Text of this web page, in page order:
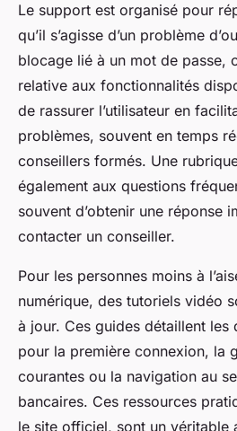
Le support est organisé pour
qu’il s’agisse d’un problème
blocage lié à un mot de passe,
relative aux fonctionnalités
de rassurer l’utilisateur en
problèmes, souvent en temps
conseillers formés. Une
également aux questions
souvent d’obtenir une réponse
contacter un conseiller.
Pour les personnes moins à
numérique, des tutoriels vidéo
à jour. Ces guides détaillent les
pour la première connexion, la
courantes ou la navigation au
bancaires. Ces ressources
le site officiel, sont un véritable